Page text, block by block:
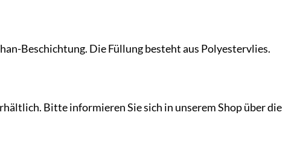
Beschichtung. Die Füllung besteht aus Polyestervlies.
Bitte informieren Sie sich in unserem Shop über die